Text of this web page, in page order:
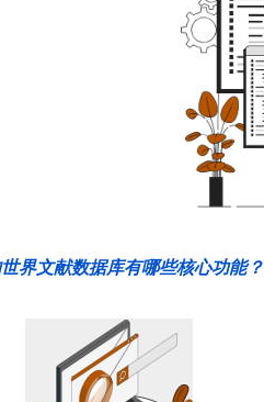
界文献数据库有哪些核心功能？